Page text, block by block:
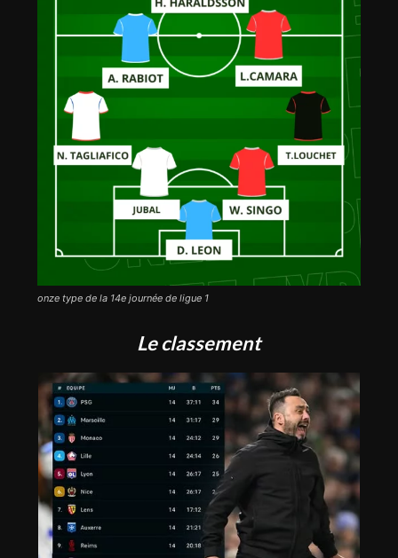
onze type de la 14e journée de ligue 1
Le classement